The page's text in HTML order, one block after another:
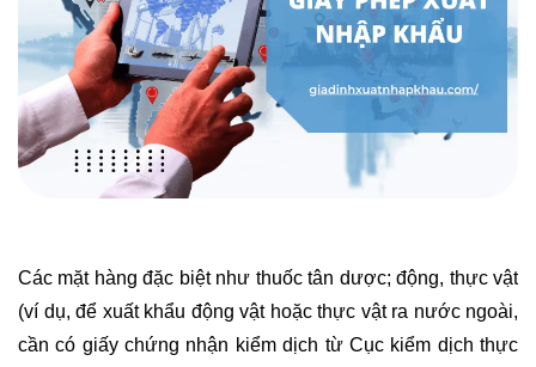
Các mặt hàng đặc biệt như thuốc tân dược; động, thực vật
(ví dụ, để xuất khẩu động vật hoặc thực vật ra nước ngoài,
cần có giấy chứng nhận kiểm dịch từ Cục kiểm dịch thực